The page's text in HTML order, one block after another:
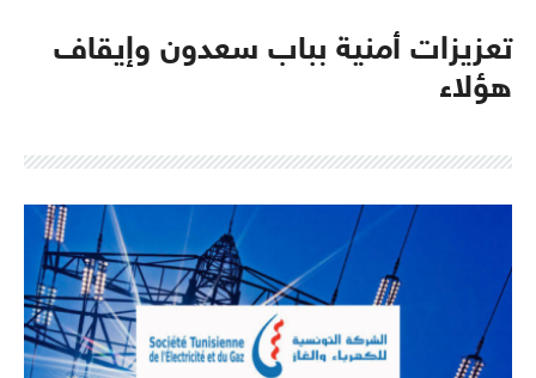
تعزيزات أمنية بباب سعدون وإيقاف
هؤلاء